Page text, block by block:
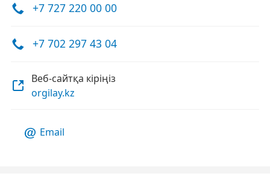
+7 727 220 00 00
+7 702 297 43 04
Веб-сайтқа кіріңіз
orgilay.kz
Email